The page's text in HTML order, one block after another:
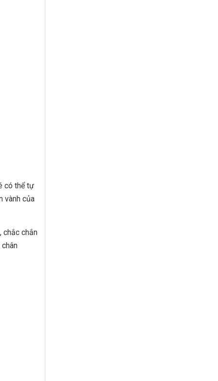
có thể tự
vành của
chắc chắn